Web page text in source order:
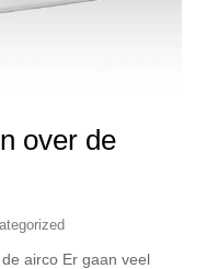
over de
airco Er gaan veel